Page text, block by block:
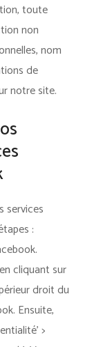
toute
non
nom
de
notre site.
services
:
cliquant sur
droit du
Ensuite,
>